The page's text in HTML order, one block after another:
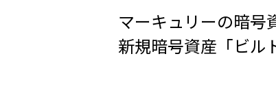
マーキュリーの暗号
新規暗号資産「ビル